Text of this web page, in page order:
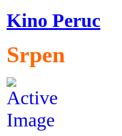
Kino Peruc
Srpen